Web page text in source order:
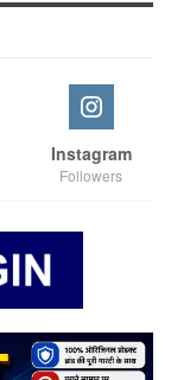
Instagram
Followers